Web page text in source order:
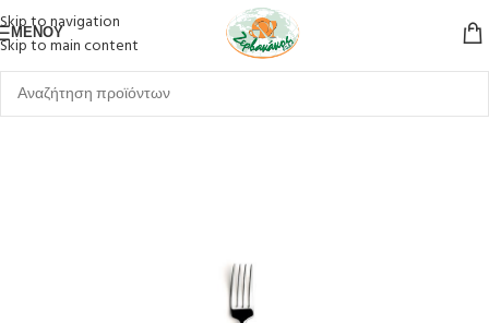
Skip to navigation
Skip to main content
ΜΕΝΟΎ